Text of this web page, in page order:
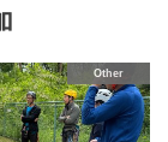
Other